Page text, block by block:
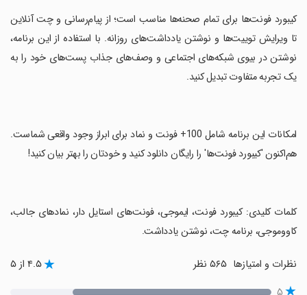
‏کیبورد فونت‌ها برای تمام صحنه‌ها مناسب است؛ از پیام‌رسانی و چت آنلاین
تا ویرایش توییت‌ها و نوشتن یادداشت‌های روزانه. با استفاده از این برنامه،
نوشتن در بیوی شبکه‌های اجتماعی و وصف‌های جذاب پست‌های خود را به
یک تجربه متفاوت تبدیل کنید.
‏امکانات این برنامه شامل 100+ فونت و نماد برای ابراز وجود واقعی شماست.
هم‌اکنون 'کیبورد فونت‌ها' را رایگان دانلود کنید و خودتان را بهتر بیان کنید!
‏کلمات کلیدی: کیبورد فونت، ایموجی، فونت‌های استایل دار، نمادهای جالب،
کاووموجی، برنامه چت، نوشتن یادداشت.
نظرات و امتیازها ۴.۵ از ۵